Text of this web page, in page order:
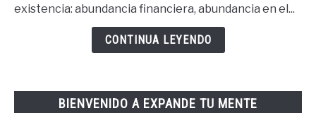
existencia: abundancia financiera, abundancia en el...
CONTINUA LEYENDO
BIENVENIDO A EXPANDE TU MENTE